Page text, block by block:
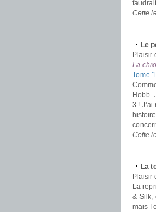
Cette
Le
Plaisir
La
Tome 1
Hobb.
3 !
Cette
La
Plaisir
La
& Silk,
mais